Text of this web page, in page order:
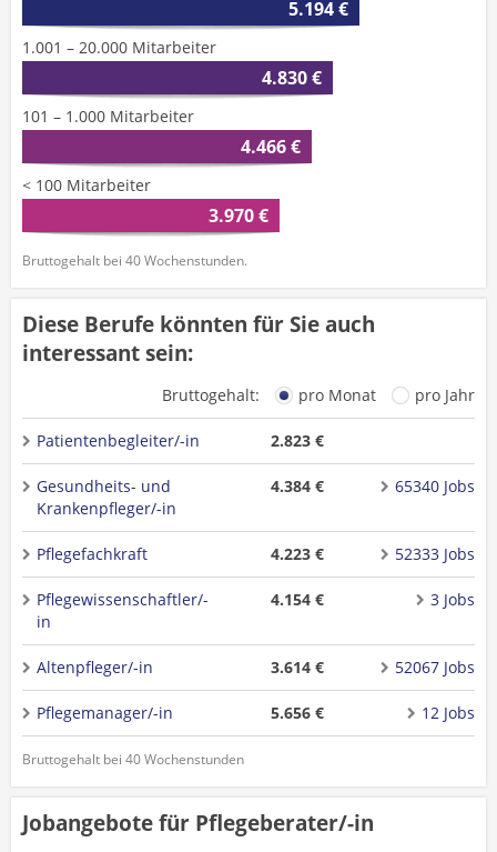
5.194 €
1.001 – 20.000 Mitarbeiter
4.830 €
101 – 1.000 Mitarbeiter
4.466 €
< 100 Mitarbeiter
3.970 €
Bruttogehalt bei 40 Wochenstunden.
Diese Berufe könnten für Sie auch
interessant sein:
Bruttogehalt: pro Monat pro Jahr
Patientenbegleiter/-in 2.823 €
Gesundheits- und
Krankenpfleger/-in
4.384 € 65340 Jobs
Pflegefachkraft 4.223 € 52333 Jobs
Pflegewissenschaftler/-
in
4.154 € 3 Jobs
Altenpfleger/-in 3.614 € 52067 Jobs
Pflegemanager/-in 5.656 € 12 Jobs
Bruttogehalt bei 40 Wochenstunden
Jobangebote für Pflegeberater/-in